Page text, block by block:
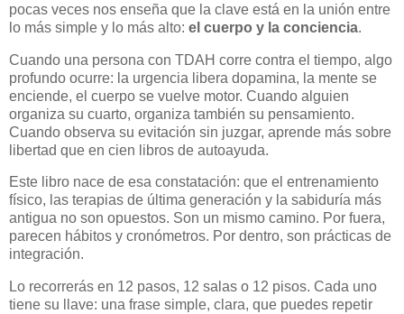
pocas veces nos enseña que la clave está en la unión entre
lo más simple y lo más alto: el cuerpo y la conciencia.
Cuando una persona con TDAH corre contra el tiempo, algo
profundo ocurre: la urgencia libera dopamina, la mente se
enciende, el cuerpo se vuelve motor. Cuando alguien
organiza su cuarto, organiza también su pensamiento.
Cuando observa su evitación sin juzgar, aprende más sobre
libertad que en cien libros de autoayuda.
Este libro nace de esa constatación: que el entrenamiento
físico, las terapias de última generación y la sabiduría más
antigua no son opuestos. Son un mismo camino. Por fuera,
parecen hábitos y cronómetros. Por dentro, son prácticas de
integración.
Lo recorrerás en 12 pasos, 12 salas o 12 pisos. Cada uno
tiene su llave: una frase simple, clara, que puedes repetir